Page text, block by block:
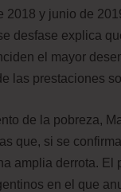
2018 y junio de
desfase explica
el mayor
las prestaciones
de la pobreza,
que, si se
amplia derrota.
en el que